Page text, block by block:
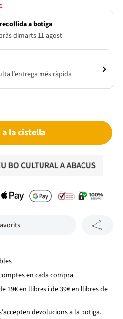
a botiga
dimarts 11 agost
l’entrega més ràpida
la cistella
en cada compra
19€ en llibres i de 39€ en llibres de
devolucions a la botiga.